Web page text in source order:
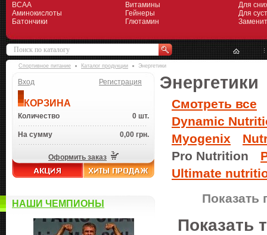
BCAA
Аминокислоты
Батончики
Витамины
Гейнеры
Глютамин
Для
Для
Спортивное питание Каталог продукции Энергетики
Вход Регистрация
КОРЗИНА
Количество 0 шт.
На сумму 0,00 грн.
Оформить заказ
НАШИ ЧЕМПИОНЫ
Энергетики
Смотреть все
Dynamic
Myogenix
Pro Nutrition
Ultimate
Показать
Показать